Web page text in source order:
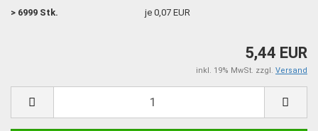
> 6999 Stk.
je 0,07 EUR
5,44 EUR
inkl. 19% MwSt. zzgl. Versand